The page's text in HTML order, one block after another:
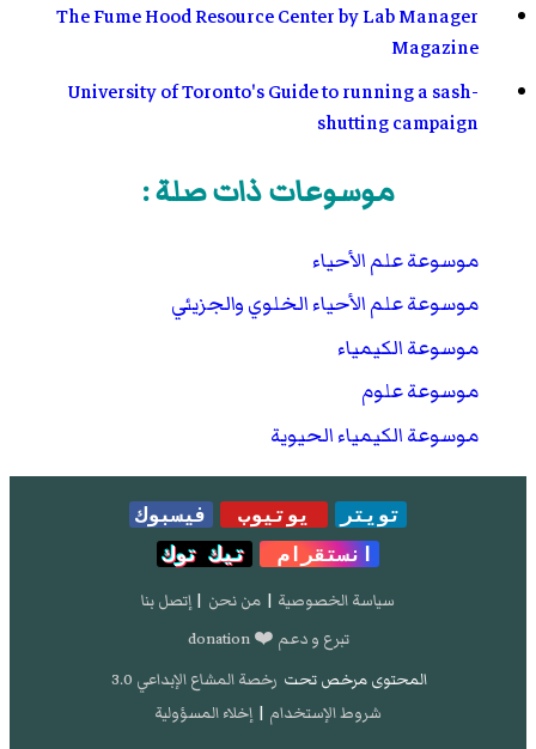
The Fume Hood Resource Center by Lab Manager
Magazine
University of Toronto's Guide to running a sash-
shutting campaign
موسوعات ذات صلة :
موسوعة علم الأحياء
موسوعة علم الأحياء الخلوي والجزيئي
موسوعة الكيمياء
موسوعة علوم
موسوعة الكيمياء الحيوية
تويتر يوتيوب
فيسبوك
انستقرام
تيك توك
سياسة الخصوصية | من نحن | إتصل بنا
تبرع و دعم ❤️ donation
المحتوى مرخص تحت رخصة المشاع الإبداعي 3.0
شروط الإستخدام | إخلاء المسؤولية